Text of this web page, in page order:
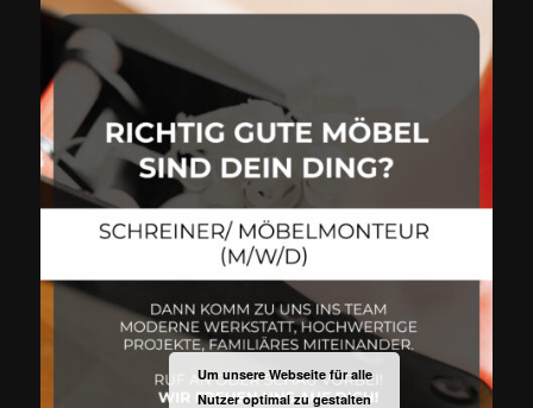
Um unsere Webseite für alle
Nutzer optimal zu gestalten